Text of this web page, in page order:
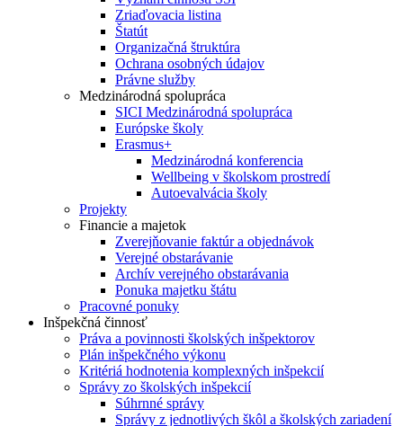
Zriaďovacia listina
Štatút
Organizačná štruktúra
Ochrana osobných údajov
Právne služby
Medzinárodná spolupráca
SICI Medzinárodná spolupráca
Európske školy
Erasmus+
Medzinárodná konferencia
Wellbeing v školskom prostredí
Autoevalvácia školy
Projekty
Financie a majetok
Zverejňovanie faktúr a objednávok
Verejné obstarávanie
Archív verejného obstarávania
Ponuka majetku štátu
Pracovné ponuky
Inšpekčná činnosť
Práva a povinnosti školských inšpektorov
Plán inšpekčného výkonu
Kritériá hodnotenia komplexných inšpekcií
Správy zo školských inšpekcií
Súhrnné správy
Správy z jednotlivých škôl a školských zariadení